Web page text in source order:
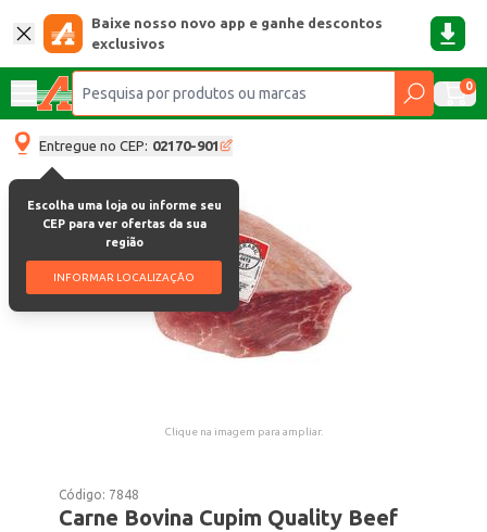
Baixe nosso novo app e ganhe descontos
exclusivos
0
Entregue no CEP: 02170-901
Escolha uma loja ou informe seu
CEP para ver ofertas da sua
região
INFORMAR LOCALIZAÇÃO
Clique na imagem para ampliar.
Código: 7848
Carne Bovina Cupim Quality Beef